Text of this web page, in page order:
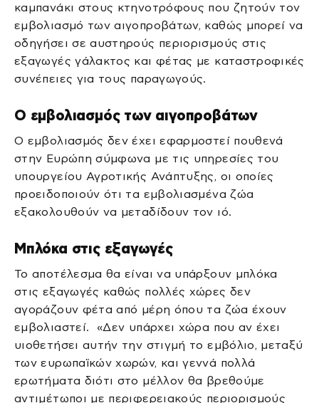
καμπανάκι στους κτηνοτρόφους που ζητούν τον
εμβολιασμό των αιγοπροβάτων, καθώς μπορεί να
οδηγήσει σε αυστηρούς περιορισμούς στις
εξαγωγές γάλακτος και φέτας με καταστροφικές
συνέπειες για τους παραγωγούς.
Ο εμβολιασμός των αιγοπροβάτων
Ο εμβολιασμός δεν έχει εφαρμοστεί πουθενά
στην Ευρώπη σύμφωνα με τις υπηρεσίες του
υπουργείου Αγροτικής Ανάπτυξης, οι οποίες
προειδοποιούν ότι τα εμβολιασμένα ζώα
εξακολουθούν να μεταδίδουν τον ιό.
Μπλόκα στις εξαγωγές
Το αποτέλεσμα θα είναι να υπάρξουν μπλόκα
στις εξαγωγές καθώς πολλές χώρες δεν
αγοράζουν φέτα από μέρη όπου τα ζώα έχουν
εμβολιαστεί. «Δεν υπάρχει χώρα που αν έχει
υιοθετήσει αυτήν την στιγμή το εμβόλιο, μεταξύ
των ευρωπαϊκών χωρών, και γεννά πολλά
ερωτήματα διότι στο μέλλον θα βρεθούμε
αντιμέτωποι με περιφερειακούς περιορισμούς